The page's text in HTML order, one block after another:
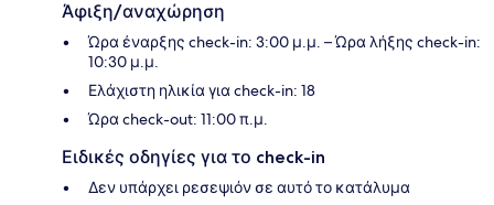
Άφιξη/αναχώρηση
Ώρα έναρξης check-in: 3:00 μ.μ. – Ώρα λήξης check-in:
10:30 μ.μ.
Ελάχιστη ηλικία για check-in: 18
Ώρα check-out: 11:00 π.μ.
Ειδικές οδηγίες για το check-in
Δεν υπάρχει ρεσεψιόν σε αυτό το κατάλυμα